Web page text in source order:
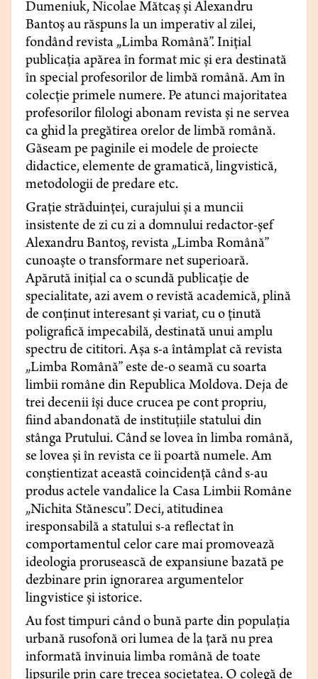
Dumeniuk, Nicolae Mătcaș și Alexandru
Bantoș au răspuns la un imperativ al zilei,
fondând revista „Limba Română”. Inițial
publicația apărea în format mic și era destinată
în special profesorilor de limbă română. Am în
colecție primele numere. Pe atunci majoritatea
profesorilor filologi abonam revista și ne servea
ca ghid la pregătirea orelor de limbă română.
Găseam pe paginile ei modele de proiecte
didactice, elemente de gramatică, lingvistică,
metodologii de predare etc.
Grație străduinței, curajului și a muncii
insistente de zi cu zi a domnului redactor-șef
Alexandru Bantoș, revista „Limba Română”
cunoaște o transformare net superioară.
Apărută inițial ca o scundă publicație de
specialitate, azi avem o revistă academică, plină
de conținut interesant și variat, cu o ținută
poligrafică impecabilă, destinată unui amplu
spectru de cititori. Așa s-a întâmplat că revista
„Limba Română” este de-o seamă cu soarta
limbii române din Republica Moldova. Deja de
trei decenii își duce crucea pe cont propriu,
fiind abandonată de instituțiile statului din
stânga Prutului. Când se lovea în limba română,
se lovea și în revista ce îi poartă numele. Am
conștientizat această coincidență când s-au
produs actele vandalice la Casa Limbii Române
„Nichita Stănescu”. Deci, atitudinea
iresponsabilă a statului s-a reflectat în
comportamentul celor care mai promovează
ideologia prorusească de expansiune bazată pe
dezbinare prin ignorarea argumentelor
lingvistice și istorice.
Au fost timpuri când o bună parte din populația
urbană rusofonă ori lumea de la țară nu prea
informată învinuia limba română de toate